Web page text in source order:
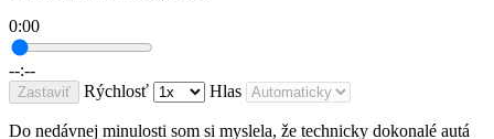
0:00
--:--
Zastaviť Rýchlosť Hlas
Do nedávnej minulosti som si myslela, že technicky dokonalé autá